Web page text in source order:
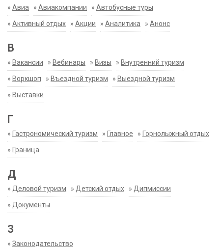
» Авиа » Авиакомпании » Автобусные туры
» Активный отдых » Акции » Аналитика » Анонс
В
» Вакансии » Вебинары » Визы » Внутренний туризм
» Воркшоп » Въездной туризм » Выездной туризм
» Выставки
Г
» Гастрономический туризм » Главное » Горнолыжный отдых
» Граница
Д
» Деловой туризм » Детский отдых » Дипмиссии
» Документы
З
» Законодательство